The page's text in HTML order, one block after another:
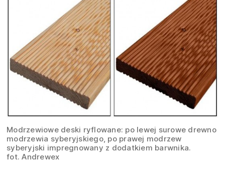
Modrzewiowe deski ryflowane: po lewej surowe drewno
modrzewia syberyjskiego, po prawej modrzew
syberyjski impregnowany z dodatkiem barwnika.
fot. Andrewex